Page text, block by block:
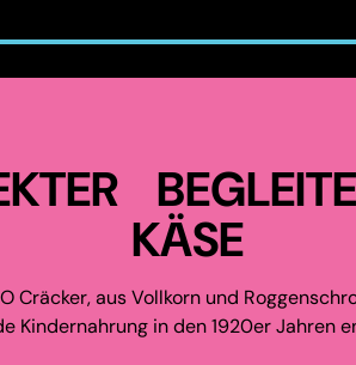
KÄSE
Cräcker, aus Vollkorn und
Kindernahrung in den 1920er Jahren